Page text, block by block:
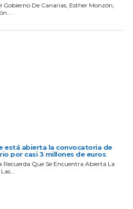
Gobierno De Canarias, Esther Monzón,
está abierta la convocatoria de
por casi 3 millones de euros
Que Se Encuentra Abierta La